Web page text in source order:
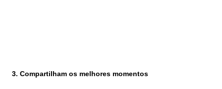
3. Compartilham os melhores momentos